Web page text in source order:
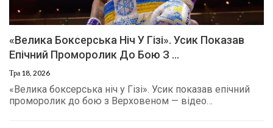
«Велика Боксерська Ніч У Гізі». Усик Показав
Епічний Проморолик До Бою З …
Тра 18, 2026
«Велика боксерська ніч у Гізі». Усик показав епічний
проморолик до бою з Верховеном — відео…